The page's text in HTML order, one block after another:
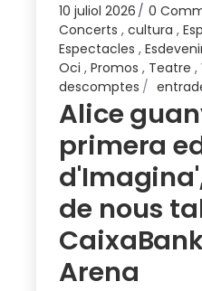
10 juliol 2026
0
Concerts ,cultura ,
Espectacles ,
Oci ,Promos , Teatre ,
descomptes
Alice
primera
de nous
Arena